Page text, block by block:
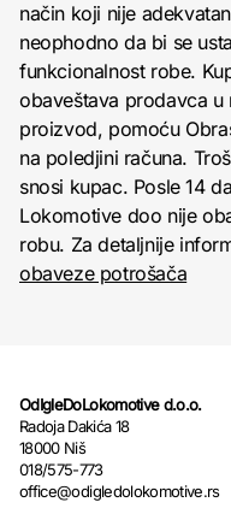
način koji nije
neophodno da bi se
funkcionalnost robe.
obaveštava prodavca u
proizvod, pomoću
na poledjini računa.
snosi kupac. Posle 14
Lokomotive doo nije
robu. Za detaljnije
obaveze potrošača
OdIgleDoLokomotive d.o.o.
Radoja Dakića 18
18000 Niš
018/575-773
office@odigledolokomotive.rs